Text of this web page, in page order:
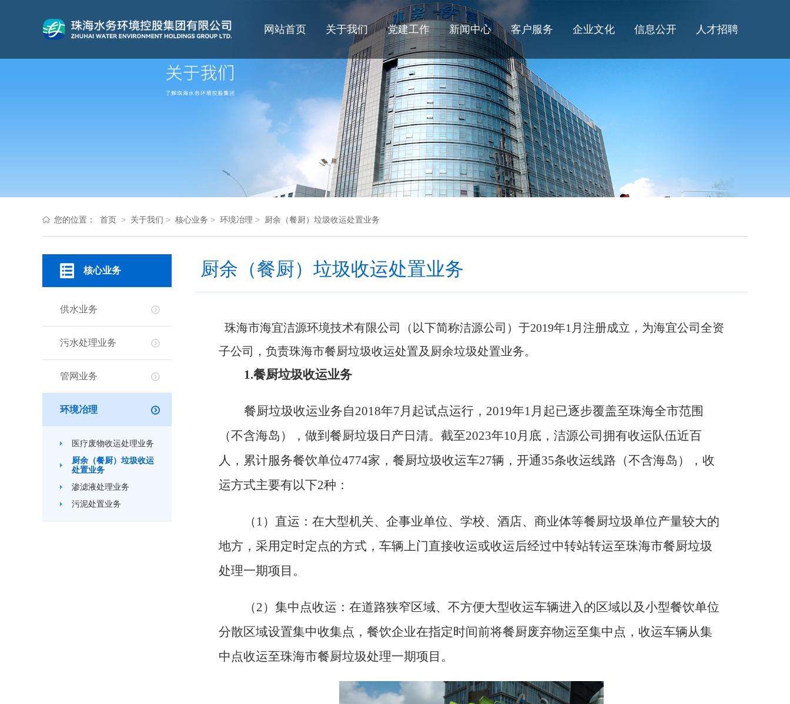
网站首页 关于我们 党建工作 新闻中心 客户服务 企业文化 信息公开 人才招聘
您的位置： 首页 > 关于我们 > 核心业务 > 环境冶理 > 厨余（餐厨）垃圾收运处置业务
核心业务
供水业务
污水处理业务
管网业务
环境冶理
医疗废物收运处理业务
厨余（餐厨）垃圾收运
处置业务
渗滤液处理业务
污泥处置业务
厨余（餐厨）垃圾收运处置业务
珠海市海宜洁源环境技术有限公司
（以下简称洁源公司）于2019年1月注册成立，为海宜公司全资
子公司，负责珠海市餐厨垃圾收运处置及厨余垃圾处置业务。
1.餐厨垃圾收运业务
餐厨垃圾收运业务自2018年7月 起试点运行， 2019年1月起已逐步覆盖至珠海全市范围
（不含海岛 ） ，做到餐厨垃圾日产日清。 截至2023年10月底， 洁源公司拥有收运队伍近百
人， 累计服务餐饮单位4774家 ， 餐厨垃圾收运车27辆 ， 开通35条收运线路 （不含海岛 ） ， 收
运方式主要有以下2种：
（ 1） 直运：在大型机关、企事业单位、学校、酒店、商业体等餐厨垃圾单位产量较大的
地方，采用定时定点的方式，车辆上门直接收运或收运后经过中转站转运至珠海市餐厨垃圾
处理一期项目。
（2） 集中点收运：在道路狭窄区域、不方便大型收运车辆进入的区域以及小型餐饮单位
分散区域设置集中收集点，餐饮企业在指定时间前将餐厨废弃物运至集中点 ， 收运车辆从集
中点收运至珠海市餐厨垃圾处理一期项目。